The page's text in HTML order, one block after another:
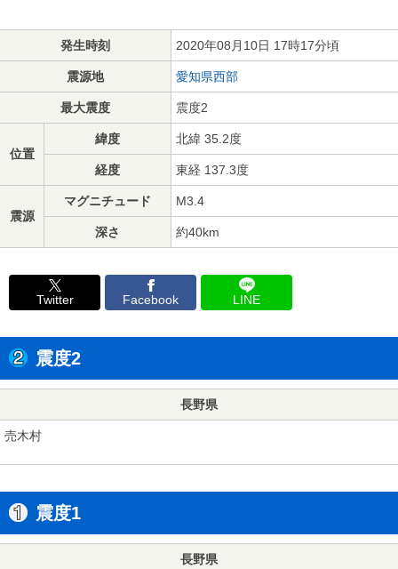
発生時刻 2020年08月10日 17時17分頃
震源地 愛知県西部
最大震度 震度2
位置
緯度 北緯 35.2度
経度 東経 137.3度
震源
マグニチュード M3.4
深さ 約40km
Twitter Facebook LINE
震度2
長野県
売木村
震度1
長野県